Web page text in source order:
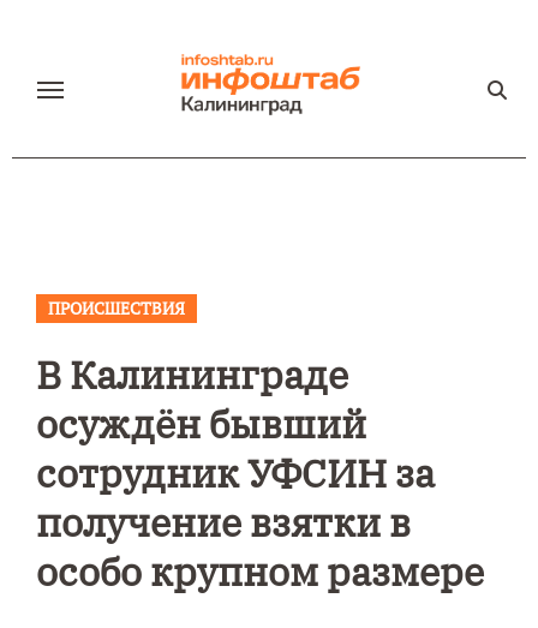
содержанию
ПРОИСШЕСТВИЯ
В Калининграде
осуждён бывший
сотрудник УФСИН за
получение взятки в
особо крупном размере